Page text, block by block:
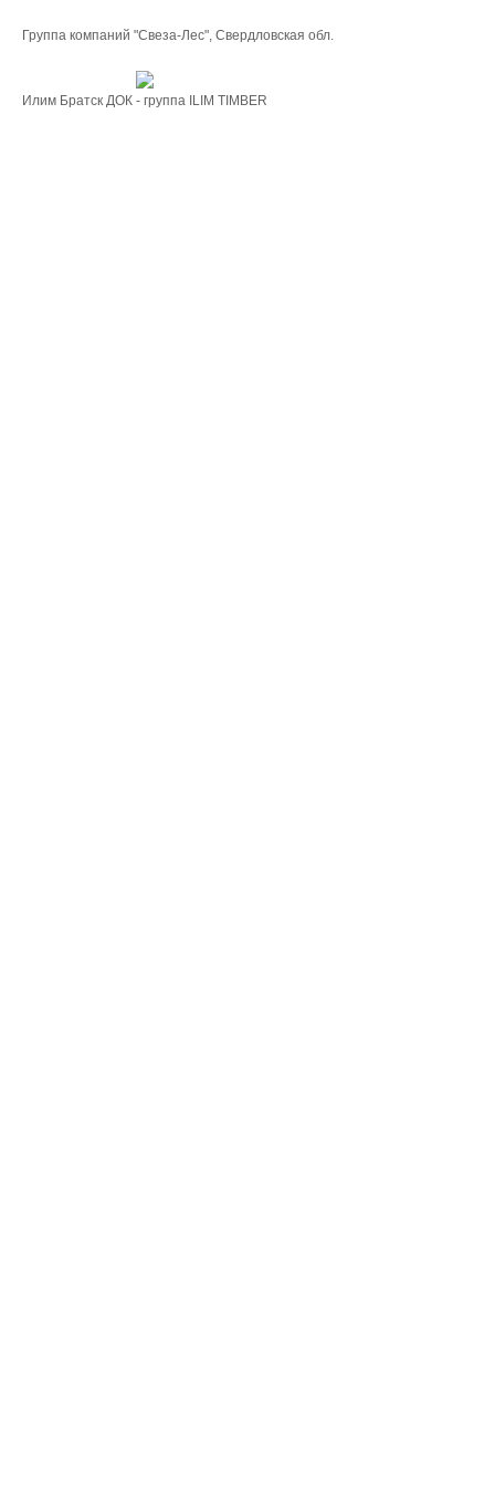
Группа компаний "Свеза-Лес", Свердловская обл.
Илим Братск ДОК - группа ILIM TIMBER